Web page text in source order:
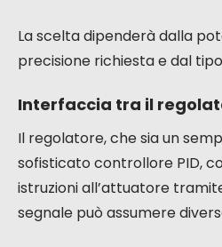
La scelta dipenderà dalla
precisione richiesta e dal
Interfaccia tra il
Il regolatore, che sia un
sofisticato controllore PID,
istruzioni all’attuatore
segnale può assumere